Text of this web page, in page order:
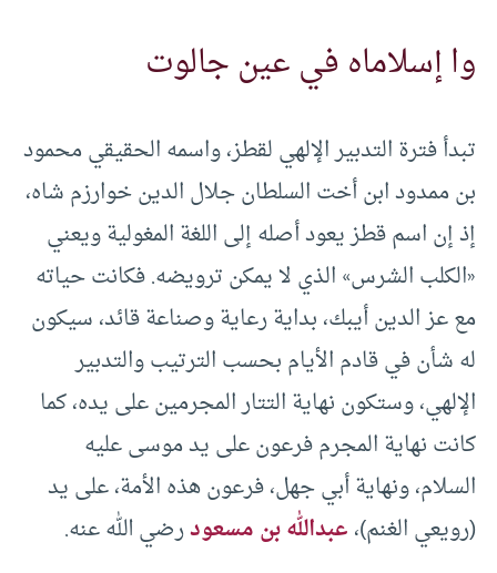
وا إسلاماه في عين جالوت
تبدأ فترة التدبير الإلهي لقطز، واسمه الحقيقي محمود
بن ممدود ابن أخت السلطان جلال الدين خوارزم شاه،
إذ إن اسم قطز يعود أصله إلى اللغة المغولية ويعني
«الكلب الشرس» الذي لا يمكن ترويضه. فكانت حياته
مع عز الدين أيبك، بداية رعاية وصناعة قائد، سيكون
له شأن في قادم الأيام بحسب الترتيب والتدبير
الإلهي، وستكون نهاية التتار المجرمين على يده، كما
كانت نهاية المجرم فرعون على يد موسى عليه
السلام، ونهاية أبي جهل، فرعون هذه الأمة، على يد
(رويعي الغنم)،عبدالله بن مسعودرضي الله عنه.